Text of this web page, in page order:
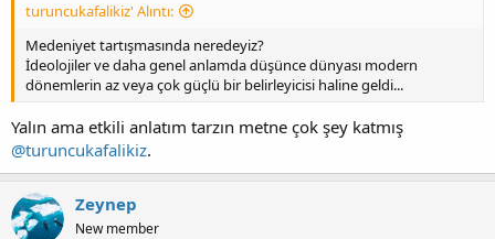
turuncukafalikiz' Alıntı:
Medeniyet tartışmasında neredeyiz?
İdeolojiler ve daha genel anlamda düşünce dünyası modern
dönemlerin az veya çok güçlü bir belirleyicisi haline geldi...
Yalın ama etkili anlatım tarzın metne çok şey katmış
@turuncukafalikiz.
Zeynep
New member